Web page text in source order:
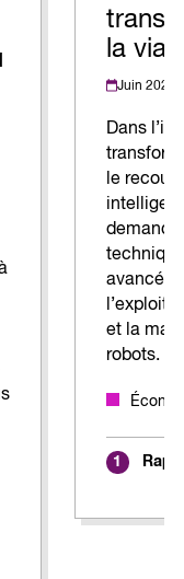
la
Juin 2025
Dans
le
et la
robots.
1